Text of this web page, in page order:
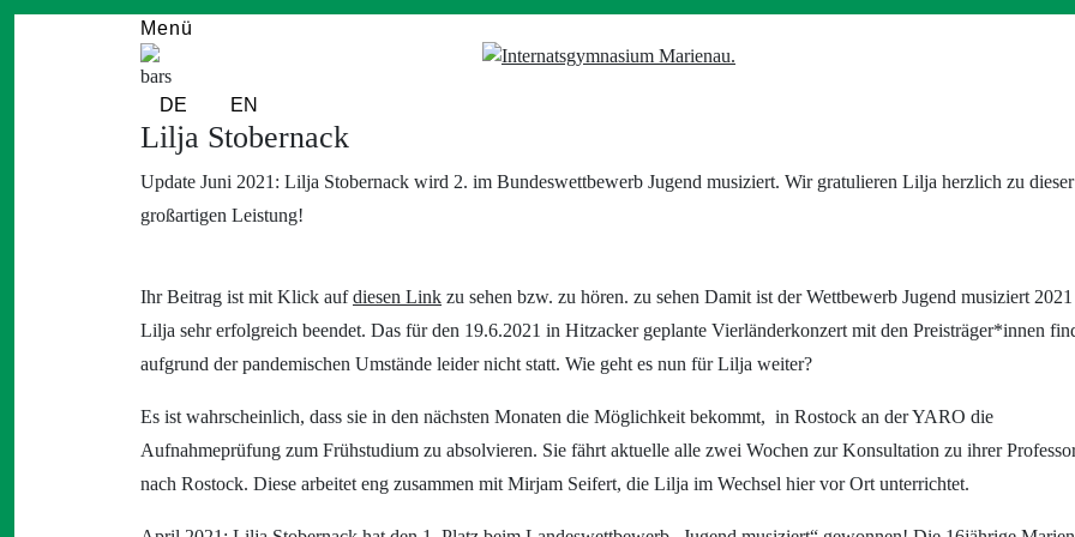
Menü
DE EN
Lilja Stobernack
Update Juni 2021: Lilja Stobernack wird 2. im Bundeswettbewerb Jugend musiziert. Wir gratulieren Lilja herzlich zu dieser
großartigen Leistung!
Ihr Beitrag ist mit Klick aufdiesen Link zu sehen bzw. zu hören. zu sehen Damit ist der Wettbewerb Jugend musiziert
Lilja sehr erfolgreich beendet. Das für den 19.6.2021 in Hitzacker geplante Vierländerkonzert mit den Preisträger*innen
aufgrund der pandemischen Umstände leider nicht statt. Wie geht es nun für Lilja weiter?
Es ist wahrscheinlich, dass sie in den nächsten Monaten die Möglichkeit bekommt, in Rostock an der YARO die
Aufnahmeprüfung zum Frühstudium zu absolvieren. Sie fährt aktuelle alle zwei Wochen zur Konsultation zu ihrer
nach Rostock. Diese arbeitet eng zusammen mit Mirjam Seifert, die Lilja im Wechsel hier vor Ort unterrichtet.